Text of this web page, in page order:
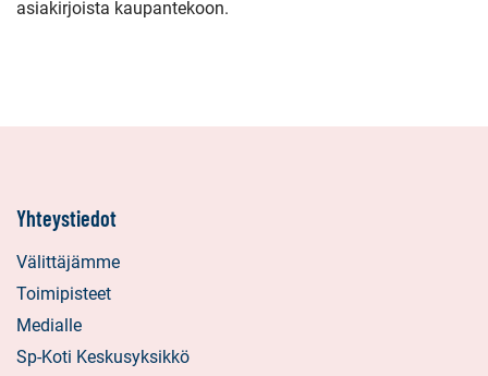
asiakirjoista kaupantekoon.
Yhteystiedot
Välittäjämme
Toimipisteet
Medialle
Sp-Koti Keskusyksikkö